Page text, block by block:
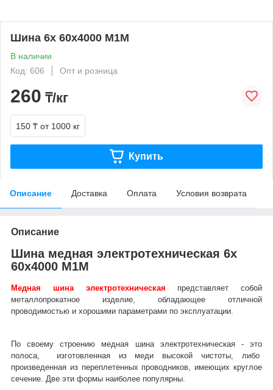
Шина 6х 60х4000 М1М
В наличии
Код: 606
Опт и розница
260 ₸/кг
150 ₸ от 1000 кг
Купить
Описание Доставка Оплата Условия возврата
Описание
Шина медная электротехническая 6х
60х4000 М1М
Медная шина электротехническая представляет собой
металлопрокатное изделие, обладающее отличной
проводимостью и хорошими параметрами по эксплуатации.
По своему строению медная шина электротехническая - это
полоса, изготовленная из меди высокой чистоты, либо
произведенная из переплетенных проводников, имеющих круглое
сечение. Две эти формы наиболее популярны.